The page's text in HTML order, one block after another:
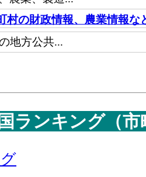
村の財政情報、農業情報な
地方公共...
ランキング（